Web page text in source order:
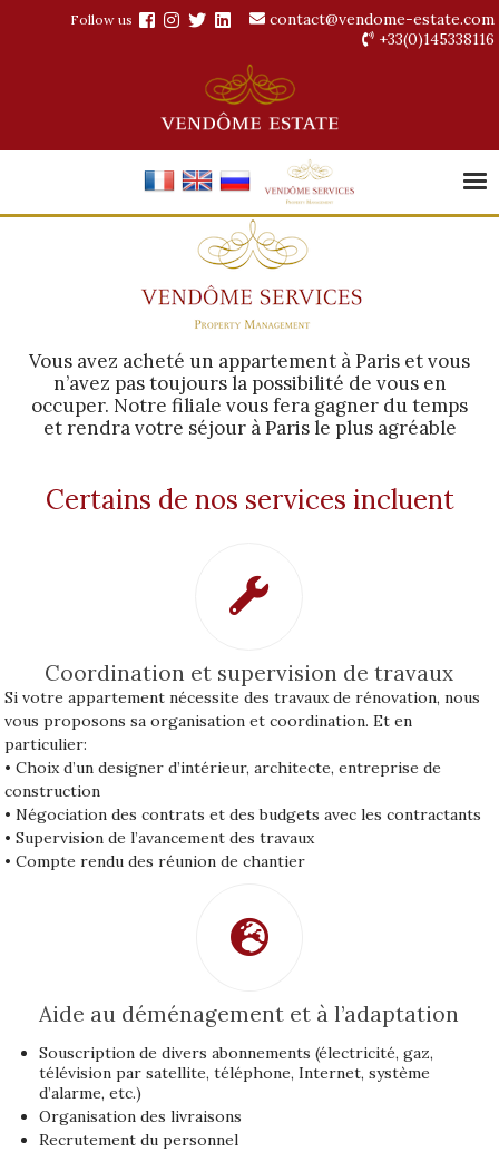
Follow us
contact@vendome-estate.com
+33(0)145338116
Vous avez acheté un appartement à Paris et vous
n’avez pas toujours la possibilité de vous en
occuper. Notre filiale vous fera gagner du temps
et rendra votre séjour à Paris le plus agréable
Certains de nos services incluent
Coordination et supervision de travaux
Si votre appartement nécessite des travaux de rénovation, nous
vous proposons sa organisation et coordination. Et en
particulier:
• Choix d’un designer d’intérieur, architecte, entreprise de
construction
• Négociation des contrats et des budgets avec les contractants
• Supervision de l’avancement des travaux
• Compte rendu des réunion de chantier
Aide au déménagement et à l’adaptation
Souscription de divers abonnements (électricité, gaz,
télévision par satellite, téléphone, Internet, système
d’alarme, etc.)
Organisation des livraisons
Recrutement du personnel